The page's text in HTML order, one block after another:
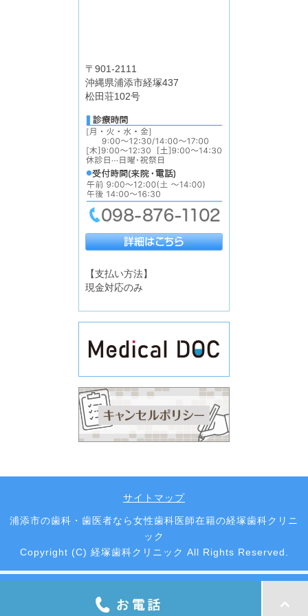
〒901-2111
沖縄県浦添市経塚437
松田荘102号
【支払い方法】
現金対応のみ
サイトマップ
浦添市の歯科・歯医者なら女性歯科医師在籍の経塚歯科クリニ
ック
Copyright (C) 経塚歯科クリニック All Rights Reserved.